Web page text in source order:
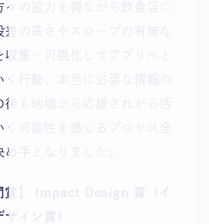
々の協力を得ながら飲食店に
差の高さやスロープの有無な
収集・可視化してアプリへと
行動、本当に必要な情報の
も地域から応援されがら活
可能性を感じるプロセス全
手となりました。
】
イン賞）